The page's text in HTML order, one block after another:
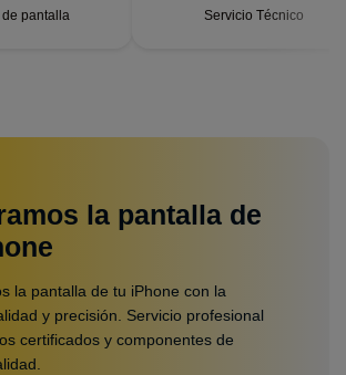
pantalla Servicio Técnico
la pantalla de
la pantalla de tu iPhone con la
y precisión. Servicio profesional
certificados y componentes de